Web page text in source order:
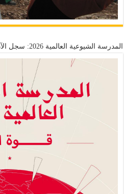
المدرسة الشيوعية العالمية 2026: سجل الآن!